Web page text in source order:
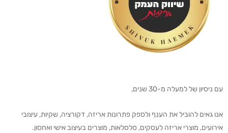
עם ניסיון של למעלה מ-30 שנים,
אנו גאים להוביל את הענף ולספק פתרונות אריזה, דקורציה, שקיות, עיצובי
אירועים, מוצרי אריזה לעסקים, סלסלאות, מוצרים בעיצוב אישי ואחסון.